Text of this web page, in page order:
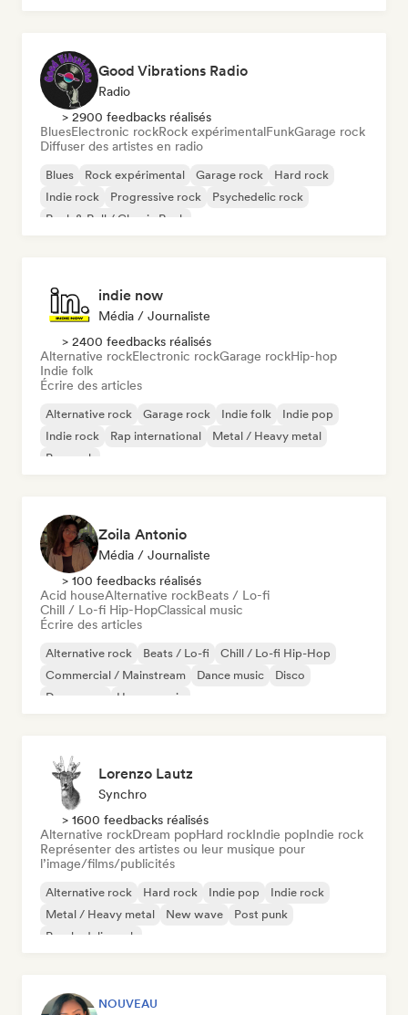
Good Vibrations Radio
Radio
> 2900 feedbacks réalisés
BluesElectronic rockRock expérimentalFunkGarage rock
Diffuser des artistes en radio
Blues Rock expérimental Garage rock
Hard rock
Indie rock
Progressive rock
Psychedelic rock
Rock & Roll / Classic Rock
indie now
Média / Journaliste
> 2400 feedbacks réalisés
Alternative rockElectronic rockGarage rockHip-hop
Indie folk
Écrire des articles
Alternative rock Garage rock Indie folk
Indie pop
Indie rock
Rap international
Metal / Heavy metal
Pop rock
Zoila Antonio
Média / Journaliste
> 100 feedbacks réalisés
Acid houseAlternative rockBeats / Lo-fi
Chill / Lo-fi Hip-HopClassical music
Écrire des articles
Alternative rock Beats / Lo-fi
Chill / Lo-fi Hip-Hop
Commercial / Mainstream
Dance music
Disco
Dream pop
House music
Lorenzo Lautz
Synchro
> 1600 feedbacks réalisés
Alternative rockDream popHard rockIndie popIndie rock
Représenter des artistes ou leur musique pour
l’image/films/publicités
Alternative rock Hard rock Indie pop
Indie rock
Metal / Heavy metal
New wave
Post punk
Psychedelic rock
NOUVEAU